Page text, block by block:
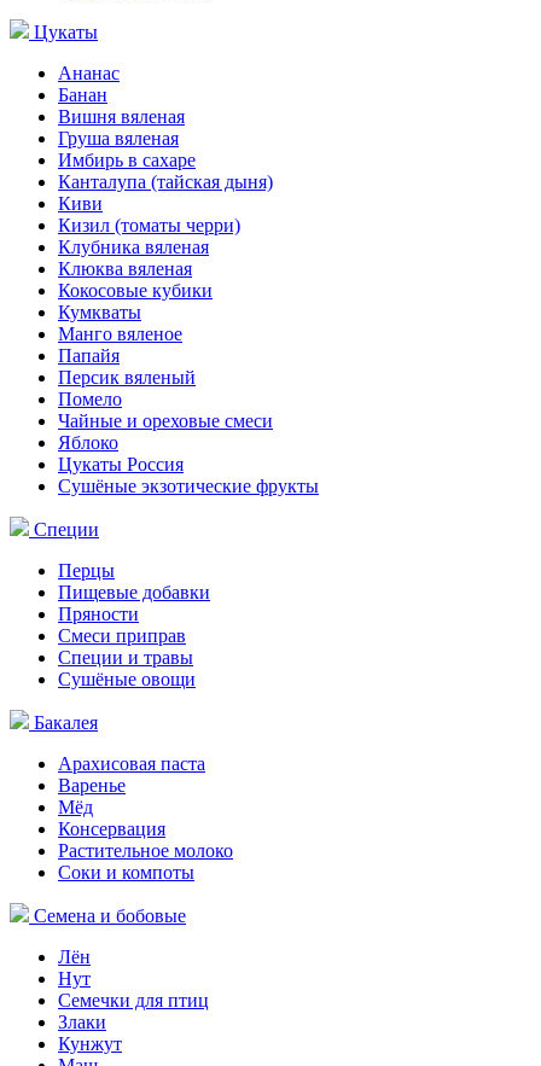
Цукаты
Ананас
Банан
Вишня вяленая
Груша вяленая
Имбирь в сахаре
Канталупа (тайская дыня)
Киви
Кизил (томаты черри)
Клубника вяленая
Клюква вяленая
Кокосовые кубики
Кумкваты
Манго вяленое
Папайя
Персик вяленый
Помело
Чайные и ореховые смеси
Яблоко
Цукаты Россия
Сушёные экзотические фрукты
Специи
Перцы
Пищевые добавки
Пряности
Смеси приправ
Специи и травы
Сушёные овощи
Бакалея
Арахисовая паста
Варенье
Мёд
Консервация
Растительное молоко
Соки и компоты
Семена и бобовые
Лён
Нут
Семечки для птиц
Злаки
Кунжут